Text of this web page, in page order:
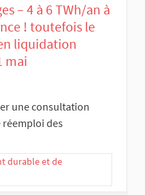
– 4 à 6 TWh/an à
! toutefois le
liquidation
mai
une consultation
des
durable et de